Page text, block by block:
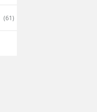
(61)